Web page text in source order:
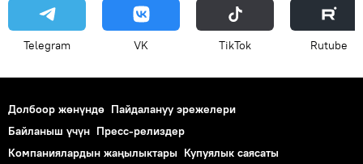
Telegram VK ТikТоk Rutube
Долбоор жөнүндө Пайдалануу эрежелери
Байланыш үчүн Пресс-релиздер
Компаниялардын жаңылыктары Купуялык саясаты